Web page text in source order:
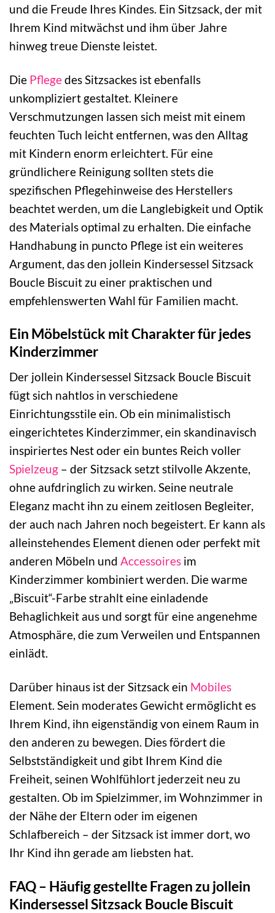
und die Freude Ihres Kindes. Ein Sitzsack, der mit
Ihrem Kind mitwächst und ihm über Jahre
hinweg treue Dienste leistet.
Die Pflegedes Sitzsackes ist ebenfalls
unkompliziert gestaltet. Kleinere
Verschmutzungen lassen sich meist mit einem
feuchten Tuch leicht entfernen, was den Alltag
mit Kindern enorm erleichtert. Für eine
gründlichere Reinigung sollten stets die
spezifischen Pflegehinweise des Herstellers
beachtet werden, um die Langlebigkeit und Optik
des Materials optimal zu erhalten. Die einfache
Handhabung in puncto Pflege ist ein weiteres
Argument, das den jollein Kindersessel Sitzsack
Boucle Biscuit zu einer praktischen und
empfehlenswerten Wahl für Familien macht.
Ein Möbelstück mit Charakter für jedes
Kinderzimmer
Der jollein Kindersessel Sitzsack Boucle Biscuit
fügt sich nahtlos in verschiedene
Einrichtungsstile ein. Ob ein minimalistisch
eingerichtetes Kinderzimmer, ein skandinavisch
inspiriertes Nest oder ein buntes Reich voller
Spielzeug – der Sitzsack setzt stilvolle Akzente,
ohne aufdringlich zu wirken. Seine neutrale
Eleganz macht ihn zu einem zeitlosen Begleiter,
der auch nach Jahren noch begeistert. Er kann als
alleinstehendes Element dienen oder perfekt mit
anderen Möbeln und Accessoires im
Kinderzimmer kombiniert werden. Die warme
„Biscuit“-Farbe strahlt eine einladende
Behaglichkeit aus und sorgt für eine angenehme
Atmosphäre, die zum Verweilen und Entspannen
einlädt.
Darüber hinaus ist der Sitzsack ein Mobiles
Element. Sein moderates Gewicht ermöglicht es
Ihrem Kind, ihn eigenständig von einem Raum in
den anderen zu bewegen. Dies fördert die
Selbstständigkeit und gibt Ihrem Kind die
Freiheit, seinen Wohlfühlort jederzeit neu zu
gestalten. Ob im Spielzimmer, im Wohnzimmer in
der Nähe der Eltern oder im eigenen
Schlafbereich – der Sitzsack ist immer dort, wo
Ihr Kind ihn gerade am liebsten hat.
FAQ – Häufig gestellte Fragen zu jollein
Kindersessel Sitzsack Boucle Biscuit